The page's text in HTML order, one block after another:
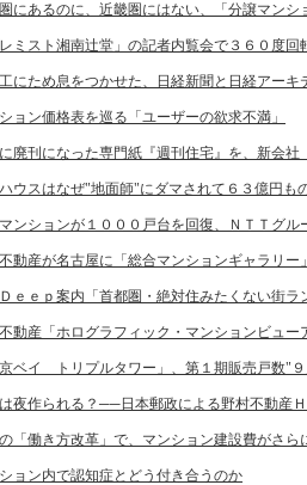
にあるのに、近畿圏にはない、「分譲マンシ
ミスト湘南辻堂」の記者内覧会で３６０度
にため息をつかせた、日経新聞と日経アーキ
ョン価格表を巡る「ユーザーの欲求不満」
廃刊になった専門紙『週刊住宅』を、新会
ウスはなぜ"地面師"にダマされて６３億円も
ンションが１０００戸台を回復、ＮＴＴグル
動産が名古屋に「総合マンションギャラリ
ｅｅｐ案内「首都圏・絶対住みたくない街ラ
動産「ホログラフィック・マンションビュー
ベイ トリプルタワー」、第１期販売戸数"
夜作られる？──日本郵政による野村不動産
「働き方改革」で、マンション建設費がさら
ョン内で認知症とどう付き合うのか